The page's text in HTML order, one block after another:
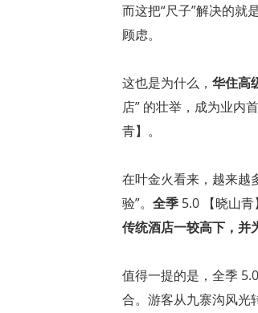
而这把“尺子”解决的就
顾虑。
这也是为什么， 华住高
店” 的壮举，成为业内
青】。
在叶金火看来，越来越
验”。 全季 5.0 【晓山
传统酒店一较高下，并
值得一提的是，全季
合。游客从九寨沟风光